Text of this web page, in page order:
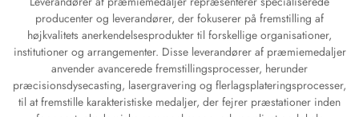
producenter og leverandører, der fokuserer på fremstilling af
højkvalitets anerkendelsesprodukter til forskellige organisationer,
institutioner og arrangementer. Disse leverandører af præmiemedaljer
anvender avancerede fremstillingsprocesser, herunder
præcisionsdysecasting, lasergravering og flerlagsplateringsprocesser,
til at fremstille karakteristiske medaljer, der fejrer præstationer inden